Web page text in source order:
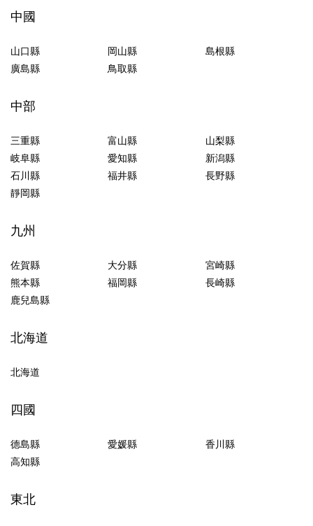
中國
山口縣 岡山縣
島根縣
廣島縣
鳥取縣
中部
三重縣 富山縣
山梨縣
岐阜縣
愛知縣
新潟縣
石川縣
福井縣
長野縣
靜岡縣
九州
佐賀縣 大分縣
宮崎縣
熊本縣
福岡縣
長崎縣
鹿兒島縣
北海道
北海道
四國
德島縣 愛媛縣
香川縣
高知縣
東北